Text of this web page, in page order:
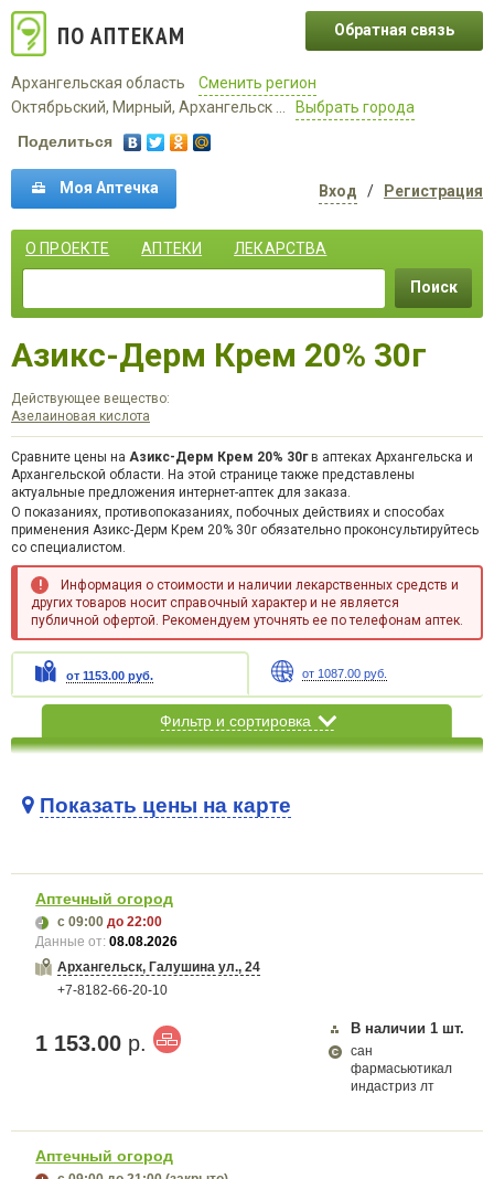
ПО АПТЕКАМ
Архангельская область
Сменить регион
Октябрьский, Мирный, Архангельск ...
Выбрать города
Обратная связь
Поделиться
Моя Аптечка Вход / Регистрация
О ПРОЕКТЕ АПТЕКИ ЛЕКАРСТВА
Поиск
Азикс-Дерм Крем 20% 30г
Действующее вещество:
Азелаиновая кислота
Сравните цены на Азикс-Дерм Крем 20% 30гв аптеках Архангельска и
Архангельской области. На этой странице также представлены
актуальные предложения интернет-аптек для заказа.
О показаниях, противопоказаниях, побочных действиях и способах
применения Азикс-Дерм Крем 20% 30г обязательно проконсультируйтесь
со специалистом.
Информация о стоимости и наличии лекарственных средств и
других товаров носит справочный характер и не является
публичной офертой. Рекомендуем уточнять ее по телефонам аптек.
от 1153.00 руб. от 1087.00 руб.
Фильтр и сортировка
Карта загружается...
Показать цены на карте
Аптечный огород
с 09:00 до 22:00
Данные от:08.08.2026
Архангельск, Галушина ул., 24
+7-8182-66-20-10
1 153.00 р.
В наличии 1 шт.
сан
фармасьютикал
индастриз лт
Аптечный огород